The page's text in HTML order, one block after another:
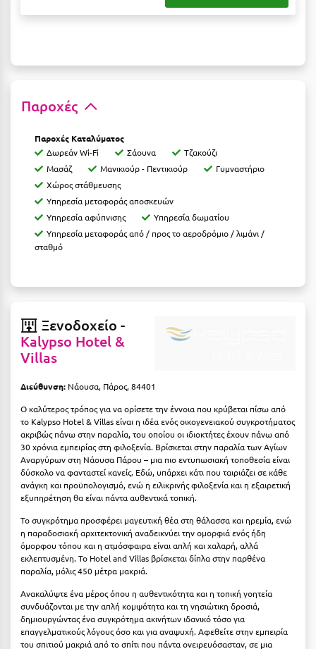
Ορεινή Αρκαδία
Ορεινή Ναυπακτία
Πάλαιρος
Παξοί
Παραλία Κατερίνης
Πάργα
Παρνασσός
Πάρος
Πάτμος
Πάτρα
Παύλιανη
Πειραιάς
Πελοπόννησος
Πήλιο
Πιερία
Πλαταμώνας
Πλύτρα Λακωνίας
Παροχές
Παροχές Καταλύματος
Δωρεάν Wi-Fi
Σάουνα
Τζακούζι
Μασάζ
Μανικιούρ - Πεντικιούρ
Γυμναστήριο
Χώρος στάθμευσης
Υπηρεσία μεταφοράς αποσκευών
Υπηρεσία αφύπνισης
Υπηρεσία δωματίου
Υπηρεσία μεταφοράς από / προς το αεροδρόμιο / λιμάνι /
σταθμό
Ξενοδοχείο -
Kalypso Hotel &
Villas
Διεύθυνση: Νάουσα, Πάρος, 84401
Ο καλύτερος τρόπος για να ορίσετε την έννοια που κρύβεται πίσω από
το Kalypso Hotel & Villas είναι η ιδέα ενός οικογενειακού συγκροτήματος
ακριβώς πάνω στην παραλία, του οποίου οι ιδιοκτήτες έχουν πάνω από
30 χρόνια εμπειρίας στη φιλοξενία. Βρίσκεται στην παραλία των Αγίων
Αναργύρων στη Νάουσα Πάρου – μια πιο εντυπωσιακή τοποθεσία είναι
δύσκολο να φανταστεί κανείς. Εδώ, υπάρχει κάτι που ταιριάζει σε κάθε
ανάγκη και προϋπολογισμό, ενώ η ειλικρινής φιλοξενία και η εξαιρετική
εξυπηρέτηση θα είναι πάντα αυθεντικά τοπική.
Το συγκρότημα προσφέρει μαγευτική θέα στη θάλασσα και ηρεμία, ενώ
η παραδοσιακή αρχιτεκτονική αναδεικνύει την ομορφιά ενός ήδη
όμορφου τόπου και η ατμόσφαιρα είναι απλή και χαλαρή, αλλά
εκλεπτυσμένη. Το Hotel and Villas βρίσκεται δίπλα στην παρθένα
παραλία, μόλις 450 μέτρα μακριά.
Ανακαλύψτε ένα μέρος όπου η αυθεντικότητα και η τοπική γοητεία
συνδυάζονται με την απλή κομψότητα και τη νησιώτικη δροσιά,
δημιουργώντας ένα συγκρότημα ακινήτων ιδανικό τόσο για
επαγγελματικούς λόγους όσο και για αναψυχή. Αφεθείτε στην εμπειρία
του σπιτιού μακριά από το σπίτι που πάντα ονειρευόσασταν, σε μια